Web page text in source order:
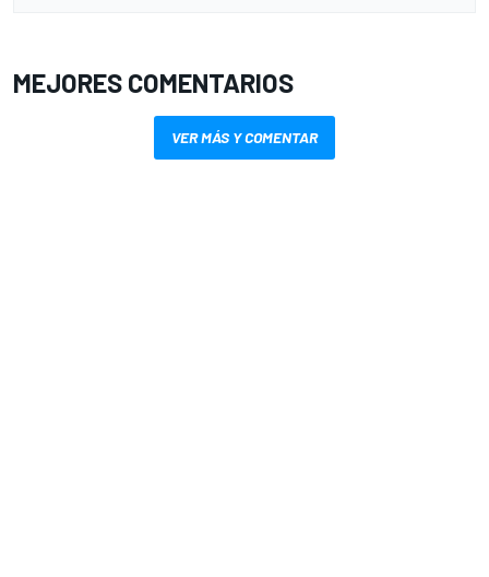
MEJORES COMENTARIOS
VER MÁS Y COMENTAR